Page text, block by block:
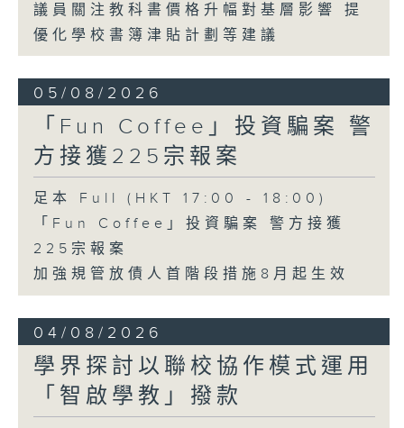
議員關注教科書價格升幅對基層影響 提
優化學校書簿津貼計劃等建議
05/08/2026
「Fun Coffee」投資騙案 警
方接獲225宗報案
足本 Full (HKT 17:00 - 18:00)
「Fun Coffee」投資騙案 警方接獲
225宗報案
加強規管放債人首階段措施8月起生效
04/08/2026
學界探討以聯校協作模式運用
「智啟學教」撥款